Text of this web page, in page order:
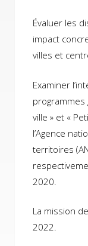
Évaluer les
impact
villes et
Examiner
ville » et «
l’Agence
territoires
2020.
La mission
2022.